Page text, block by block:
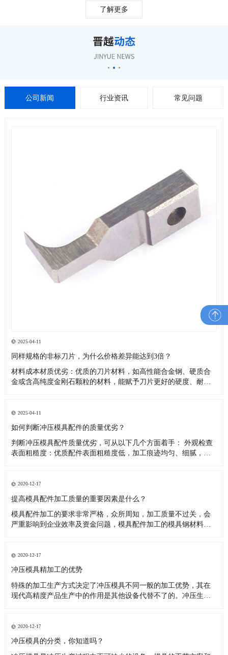
了解更多
公司新闻 行业资讯 常见问题
2025-04-11
同样规格的非标刀片，为什么价格差异能达到3倍？
材料成本材质优劣：优质的刀片材料，如高性能合金钢、硬质合
金或含高纯度金刚石颗粒的材料，能赋予刀片更好的硬度、耐磨
宜。品牌和产地：不同品牌的材料，由于生产工艺、质量控制和
品牌价值的差异，价
2025-04-11
如何判断冲压模具配件的质量优劣？
判断冲压模具配件质量优劣，可从以下几个方面着手： 外观检查
表面粗糙度：优质配件表面粗糙度低，加工痕迹均匀、细腻，无
用卡尺、千分尺等量具测量配件关键尺寸，需与设计图纸精确相
符，公差控制
2020-12-17
提高模具配件加工质量的重要因素是什么？
模具配件加工的要求非常严格，众所周知，加工质量不过关，会
严重影响到企业效率及资金问题，模具配件加工的模具钢材料硬
设计制造水平，多种沟槽、多种材质在一套模具中成形或组装成
组件的多功能复合
2020-12-17
冲压模具精加工的优势
特殊的加工生产方式决定了冲压模具不同一般的加工优势，其在
现代高精度产品生产中的作用是其他设备代替不了的。冲压生产
（1）表面光亮。很多机械产品在最后一道工序都要进行表面抛
光，这主要是为
2020-12-17
冲压模具的分类，你知道吗？